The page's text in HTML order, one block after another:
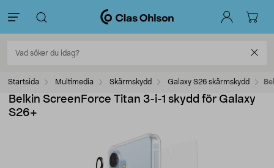
Startsida Multimedia Skärmskydd Galaxy S26 skärmskydd
Belkin ScreenForce Titan 3-i-1 skydd för Galaxy
S26+